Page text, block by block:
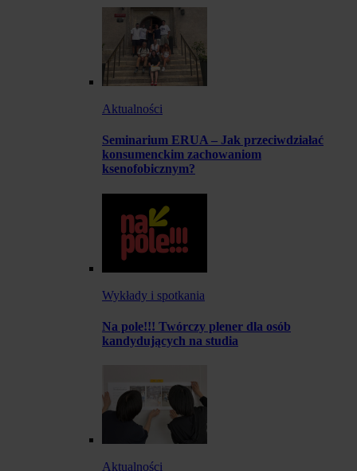
Aktualności
Seminarium ERUA – Jak przeciwdziałać
konsumenckim zachowaniom
ksenofobicznym?
Wykłady i spotkania
Na pole!!! Twórczy plener dla osób
kandydujących na studia
Aktualności